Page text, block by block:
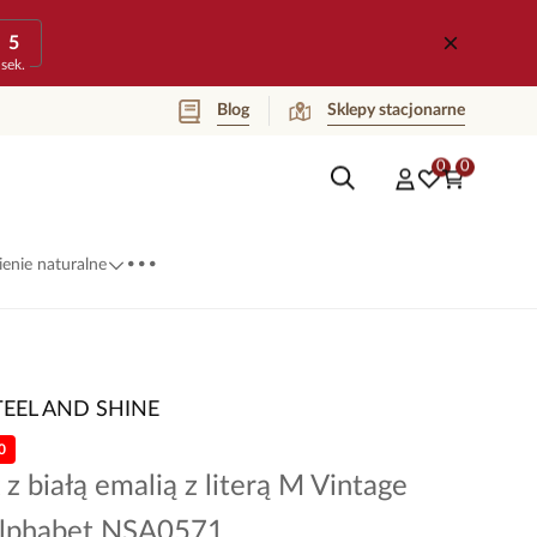
5
sek.
Blog Sklepy stacjonarne
0 0
naturalne ...
AND SHINE
z białą emalią z literą M Vintage